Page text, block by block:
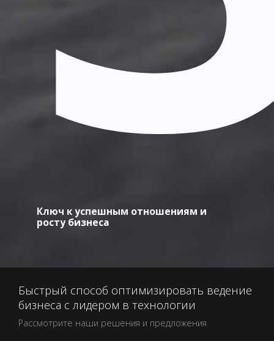
Ключ к успешным отношениям и
росту бизнеса
Быстрый способ оптимизировать ведение
бизнеса с лидером в технологии
Рассмотрите наши решения и предложения